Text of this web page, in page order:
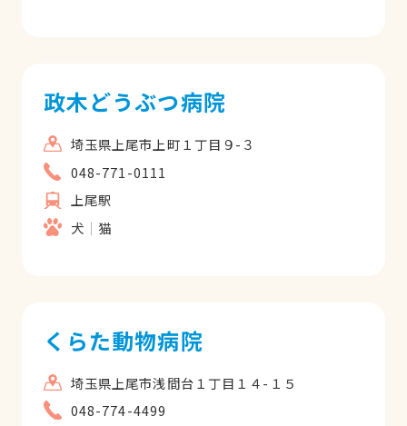
政木どうぶつ病院
埼玉県上尾市上町１丁目９-３
048-771-0111
上尾駅
犬
猫
くらた動物病院
埼玉県上尾市浅間台１丁目１４-１５
048-774-4499